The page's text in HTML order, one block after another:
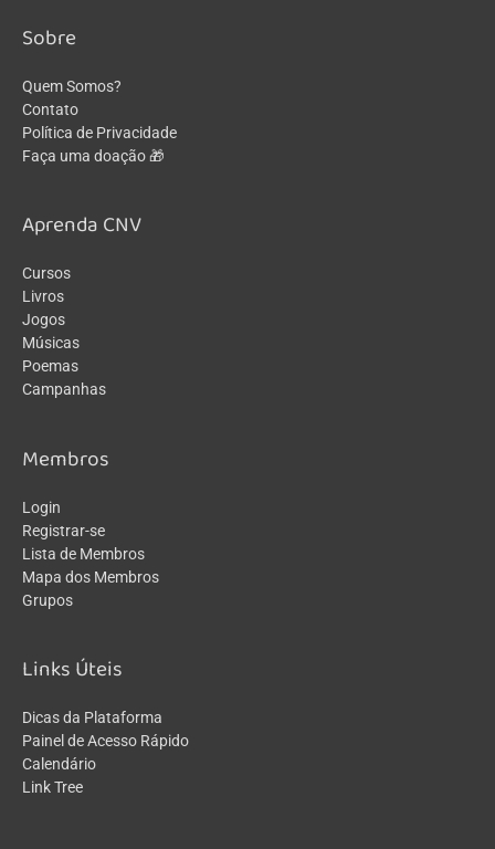
Sobre
Quem Somos?
Contato
Política de Privacidade
Faça uma doação 🎁
Aprenda CNV
Cursos
Livros
Jogos
Músicas
Poemas
Campanhas
Membros
Login
Registrar-se
Lista de Membros
Mapa dos Membros
Grupos
Links Úteis
Dicas da Plataforma
Painel de Acesso Rápido
Calendário
Link Tree